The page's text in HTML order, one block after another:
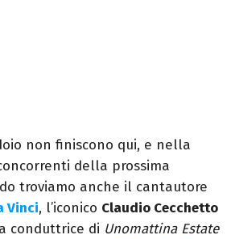
non finiscono qui, e nella
della prossima
troviamo anche il cantautore
Vinci, l’iconico Claudio Cecchetto
conduttrice di Unomattina Estate